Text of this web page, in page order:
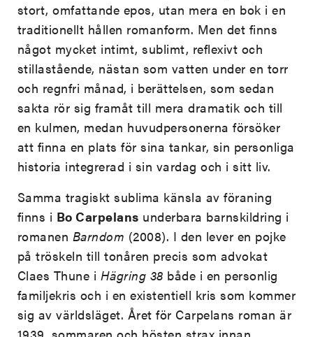
stort, omfattande epos, utan mera en bok i en
traditionellt hållen romanform. Men det finns
något mycket intimt, sublimt, reflexivt och
stillastående, nästan som vatten under en torr
och regnfri månad, i berättelsen, som sedan
sakta rör sig framåt till mera dramatik och till
en kulmen, medan huvudpersonerna försöker
att finna en plats för sina tankar, sin personliga
historia integrerad i sin vardag och i sitt liv.
Samma tragiskt sublima känsla av föraning
finns i Bo Carpelans underbara barnskildring i
romanen Barndom (2008). I den lever en pojke
på tröskeln till tonåren precis som advokat
Claes Thune i Hägring 38 både i en personlig
familjekris och i en existentiell kris som kommer
sig av världsläget. Året för Carpelans roman är